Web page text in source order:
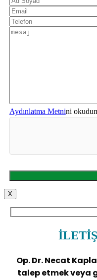
Aydınlatma Metnini
X
Op. Dr. Necat
talep etmek veya